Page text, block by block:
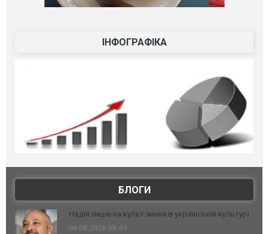
ІНФОГРАФІКА
БЛОГИ
Надія лише на культ жінки в українській культурі
06.08.2026 08:49